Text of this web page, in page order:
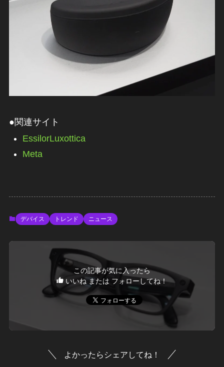
●関連サイト
EssilorLuxottica
Meta
デバイス トレンド ニュース
この記事が気に入ったら
いいね または フォローしてね！
よかったらシェアしてね！